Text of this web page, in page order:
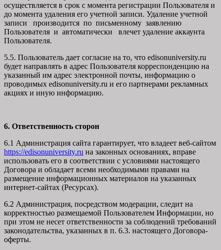
осуществляется в срок с момента регистрации Пользователя и
до момента удаления его учетной записи. Удаление учетной
записи производится по письменному заявлению
Пользователя и автоматически влечет удаление аккаунта
Пользователя.
5.5. Пользователь дает согласие на то, что edisonuniversity.ru
будет направлять в адрес Пользователя корреспонденцию на
указанный им адрес электронной почты, информацию о
проводимых edisonuniversity.ru и его партнерами рекламных
акциях и иную информацию.
6. Ответственность сторон
6.1 Администрация сайта гарантирует, что владеет веб-сайтом
https://edisonuniversity.ru на законных основаниях, вправе
использовать его в соответствии с условиями настоящего
Договора и обладает всеми необходимыми правами на
размещение информационных материалов на указанных
интернет-сайтах (Ресурсах).
6.2 Администрация, посредством модерации, следит на
корректностью размещаемой Пользователем Информации, но
при этом не несет ответственности за соблюдений требований
законодательства, указанных в п. 6.3. настоящего Договора-
оферты.